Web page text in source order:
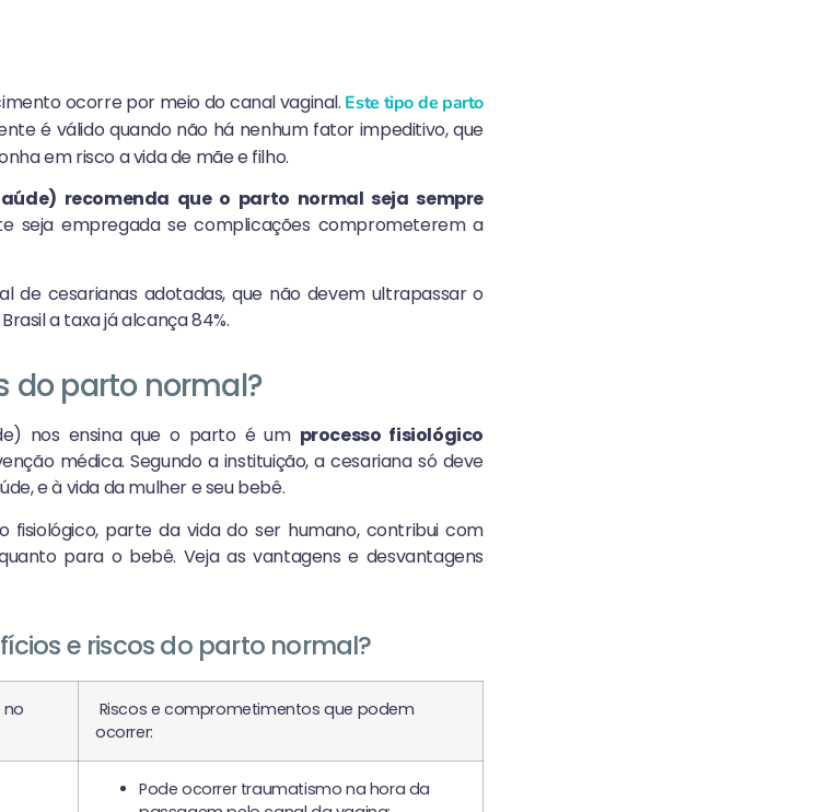
ocorre por meio do canal vaginal. Este tipo de parto
é válido quando não há nenhum fator impeditivo, que
em risco a vida de mãe e filho.
recomenda que o parto normal seja sempre
seja empregada se complicações comprometerem a
de cesarianas adotadas, que não devem ultrapassar o
a taxa já alcança 84%.
do parto normal?
nos ensina que o parto é um processo fisiológico
médica. Segundo a instituição, a cesariana só deve
e à vida da mulher e seu bebê.
parte da vida do ser humano, contribui com
para o bebê. Veja as vantagens e desvantagens
e riscos do parto normal?
Riscos e comprometimentos que podem
ocorrer:
Pode ocorrer traumatismo na hora da